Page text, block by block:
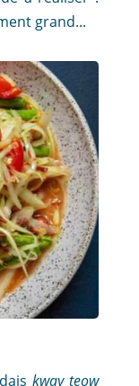
grand...
kway teow